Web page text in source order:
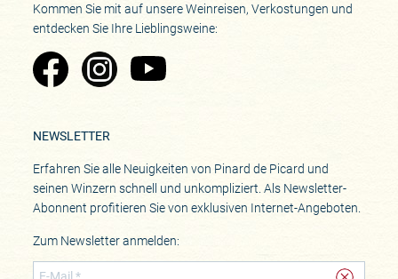
Kommen Sie mit auf unsere Weinreisen, Verkostungen und
entdecken Sie Ihre Lieblingsweine:
Zu Pinard's Facebook-Seite
Zu Pinard's Instagram-Seite
Zu Pinard's YouTube-Seite
NEWSLETTER
Erfahren Sie alle Neuigkeiten von Pinard de Picard und
seinen Winzern schnell und unkompliziert. Als Newsletter-
Abonnent profitieren Sie von exklusiven Internet-Angeboten.
Zum Newsletter anmelden: